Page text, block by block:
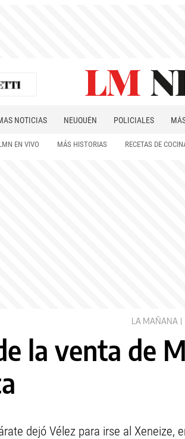
NOTICIAS NEUQUÉN POLICIALES
EN VIVO MÁS HISTORIAS RECETAS DE
LA MAÑANA
la venta de
dejó Vélez para irse al Xeneize,